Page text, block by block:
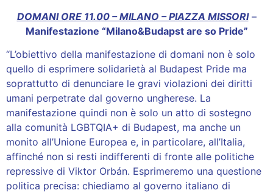
DOMANI ORE 11.00 – MILANO – PIAZZA MISSORI–
Manifestazione “Milano&Budapst are so Pride”
“L’obiettivo della manifestazione di domani non è solo
quello di esprimere solidarietà al Budapest Pride ma
soprattutto di denunciare le gravi violazioni dei diritti
umani perpetrate dal governo ungherese. La
manifestazione quindi non è solo un atto di sostegno
alla comunità LGBTQIA+ di Budapest, ma anche un
monito all’Unione Europea e, in particolare, all’Italia,
affinché non si resti indifferenti di fronte alle politiche
repressive di Viktor Orbán. Esprimeremo una questione
politica precisa: chiediamo al governo italiano di